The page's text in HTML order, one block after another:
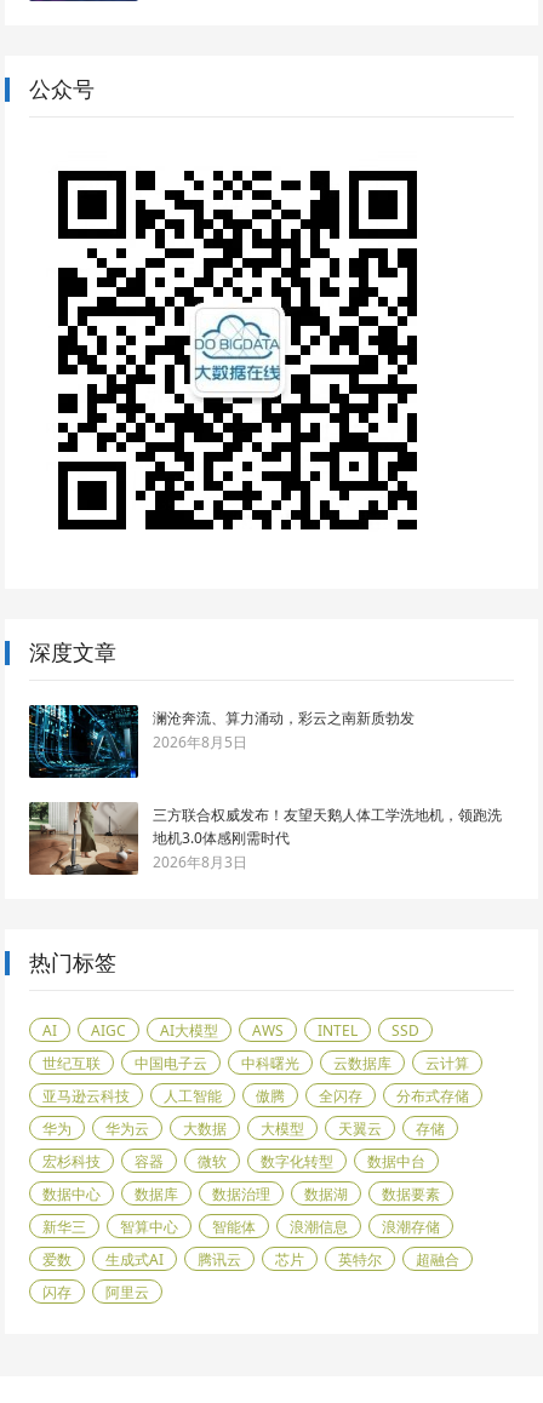
公众号
深度文章
澜沧奔流、算力涌动，彩云之南新质勃发
2026年8月5日
三方联合权威发布！友望天鹅人体工学洗地机，领跑洗
地机3.0体感刚需时代
2026年8月3日
热门标签
AI AIGC AI大模型 AWS INTEL
SSD
世纪互联
中国电子云 中科曙光 云数据库
云计算
亚马逊云科技
人工智能 傲腾 全闪存
分布式存储
华为
华为云 大数据 大模型 天翼云
存储
宏杉科技
容器 微软 数字化转型
数据中台
数据中心
数据库 数据治理 数据湖
数据要素
新华三
智算中心 智能体 浪潮信息
浪潮存储
爱数
生成式AI 腾讯云 芯片 英特尔
超融合
闪存
阿里云